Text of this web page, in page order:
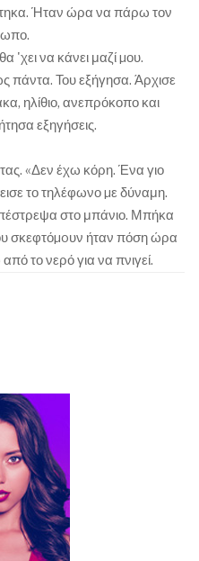
Ήταν ώρα να πάρω τον
'χει να κάνει μαζί µου.
πάντα. Του εξήγησα. Άρχισε
ηλίθιο, ανεπρόκοπο και
εξηγήσεις.
«Δεν έχω κόρη. Ένα γιο
το τηλέφωνο µε δύναμη.
στο μπάνιο. Μπήκα
σκεφτόµoυν ήταν πόση ώρα
το νερό για να πνιγεί.
Μια παράξενη αγγελία